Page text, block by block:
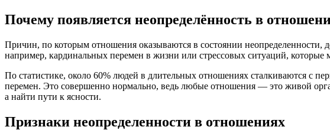
Почему появляется неопределённость в
Причин, по которым отношения оказываются в состоянии неопределенности,
например, кардинальных перемен в жизни или стрессовых ситуаций, которые
По статистике, около 60% людей в длительных отношениях сталкиваются с
перемен. Это совершенно нормально, ведь любые отношения — это живой
а найти пути к ясности.
Признаки неопределенности в отношениях